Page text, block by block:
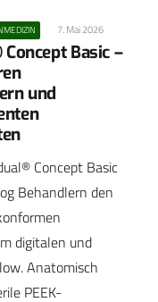
7. Mai 2026
Basic –
und
Concept Basic
Behandlern den
digitalen und
Anatomisch
PEEK-